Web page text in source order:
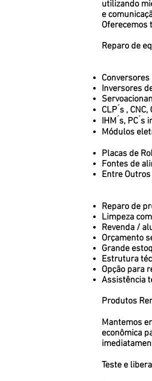
utilizando
e
Oferecemos
Reparo de
Conversores
Inversores
CLP ́s ,
IHM ́s, PC ́s
Módulos
Placas de
Fontes de
Entre Outros
Reparo de
Limpeza
Revenda /
Orçamento
Grande
Estrutura
Opção para
Assistência
Produtos
Mantemos
econômica
Teste e